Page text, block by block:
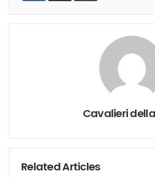
Cavalieri
Related Articles